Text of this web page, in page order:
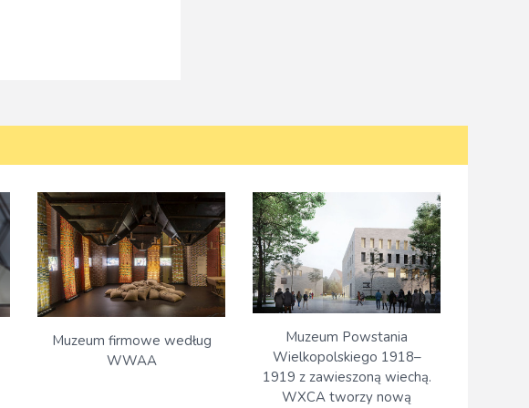
Muzeum firmowe według
WWAA
Muzeum Powstania
Wielkopolskiego 1918–
1919 z zawieszoną wiechą.
WXCA tworzy nową